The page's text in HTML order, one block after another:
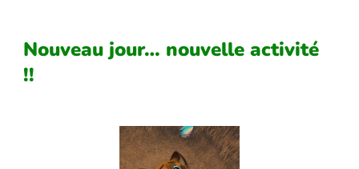
Nouveau jour… nouvelle activité
!!